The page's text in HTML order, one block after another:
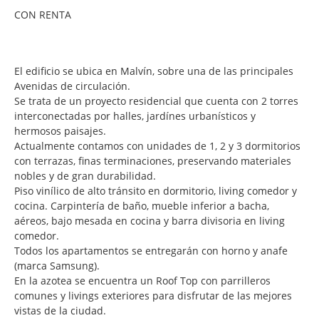
CON RENTA
El edificio se ubica en Malvín, sobre una de las principales
Avenidas de circulación.
Se trata de un proyecto residencial que cuenta con 2 torres
interconectadas por halles, jardínes urbanísticos y
hermosos paisajes.
Actualmente contamos con unidades de 1, 2 y 3 dormitorios
con terrazas, finas terminaciones, preservando materiales
nobles y de gran durabilidad.
Piso vinílico de alto tránsito en dormitorio, living comedor y
cocina. Carpintería de baño, mueble inferior a bacha,
aéreos, bajo mesada en cocina y barra divisoria en living
comedor.
Todos los apartamentos se entregarán con horno y anafe
(marca Samsung).
En la azotea se encuentra un Roof Top con parrilleros
comunes y livings exteriores para disfrutar de las mejores
vistas de la ciudad.